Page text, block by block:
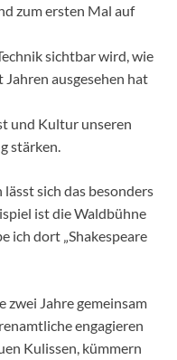
zum ersten Mal auf
sichtbar wird, wie
ausgesehen hat
und Kultur unseren
stärken.
sich das besonders
ist die Waldbühne
ich dort „Shakespeare
zwei Jahre gemeinsam
engagieren
Kulissen, kümmern